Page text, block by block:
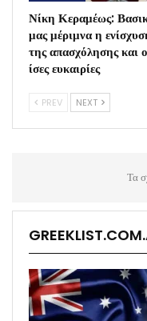
Νίκη Κεραμέως:
μας μέριμνα η
της απασχόλησης και
ίσες ευκαιρίες
PREV NEXT
Τα